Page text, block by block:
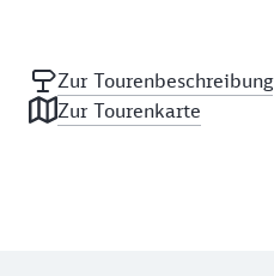
Zur Tourenbeschreibung
Zur Tourenkarte